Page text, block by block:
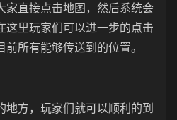
家直接点击地图，然后系统会
这里玩家们可以进一步的点击
所有能够传送到的位置。
地方，玩家们就可以顺利的到